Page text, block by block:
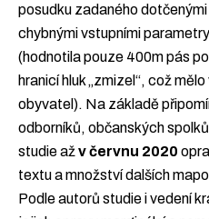
posudku zadaného
chybnými vstupními
(hodnotila pouze 400m pás
hranicí hluk „zmizel“, což
obyvatel). Na základě
odborníků, občanských
studie až v červnu 2020
textu a množství dalších
Podle autorů studie i vedení